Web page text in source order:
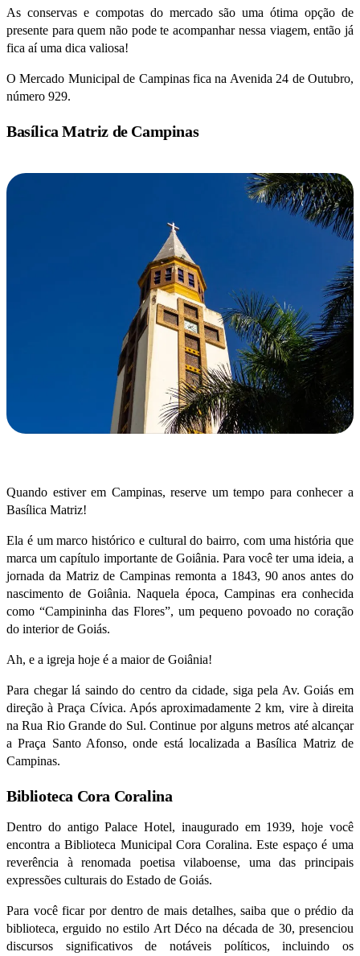
As conservas e compotas do mercado são uma ótima opção de
presente para quem não pode te acompanhar nessa viagem, então já
fica aí uma dica valiosa!
O Mercado Municipal de Campinas fica na Avenida 24 de Outubro,
número 929.
Basílica Matriz de Campinas
Quando estiver em Campinas, reserve um tempo para conhecer a
Basílica Matriz!
Ela é um marco histórico e cultural do bairro, com uma história que
marca um capítulo importante de Goiânia. Para você ter uma ideia, a
jornada da Matriz de Campinas remonta a 1843, 90 anos antes do
nascimento de Goiânia. Naquela época, Campinas era conhecida
como “Campininha das Flores”, um pequeno povoado no coração
do interior de Goiás.
Ah, e a igreja hoje é a maior de Goiânia!
Para chegar lá saindo do centro da cidade, siga pela Av. Goiás em
direção à Praça Cívica. Após aproximadamente 2 km, vire à direita
na Rua Rio Grande do Sul. Continue por alguns metros até alcançar
a Praça Santo Afonso, onde está localizada a Basílica Matriz de
Campinas.
Biblioteca Cora Coralina
Dentro do antigo Palace Hotel, inaugurado em 1939, hoje você
encontra a Biblioteca Municipal Cora Coralina. Este espaço é uma
reverência à renomada poetisa vilaboense, uma das principais
expressões culturais do Estado de Goiás.
Para você ficar por dentro de mais detalhes, saiba que o prédio da
biblioteca, erguido no estilo Art Déco na década de 30, presenciou
discursos significativos de notáveis políticos, incluindo os